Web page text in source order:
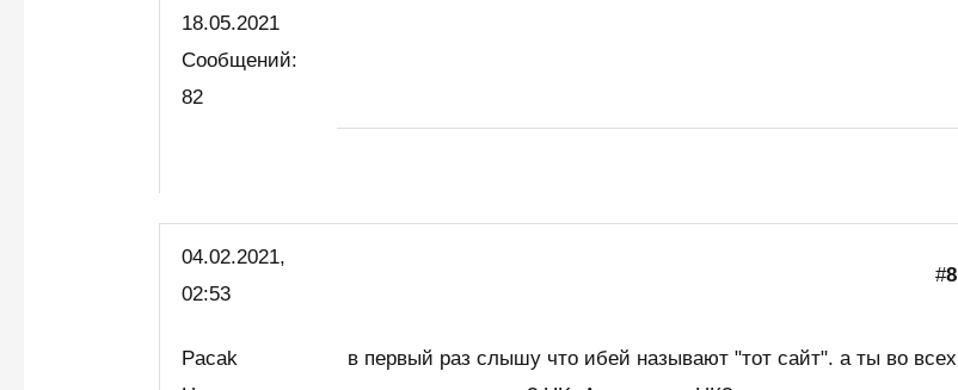
18.05.2021
Сообщений:
82
04.02.2021,
02:53
#8
Pacak
в первый раз слышу что ибей называют "тот сайт". а ты во всех